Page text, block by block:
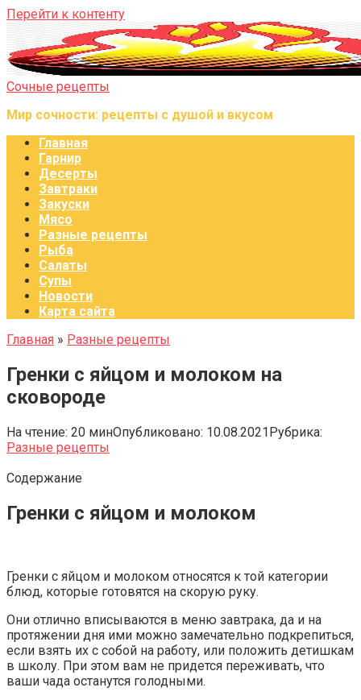
Перейти к контенту
Сочные рецепты
Мир сочности: рецепты с душой и вкусом
Главная
Гарнир
Десерты
Завтраки
Закуски
Мясо
Разные рецепты
Рыба
Салаты
Супы
Новости
Карта сайта
Главная » Разные рецепты
Гренки с яйцом и молоком на
сковороде
На чтение: 20 минОпубликовано: 10.08.2021Рубрика:
Разные рецепты
Содержание
Гренки с яйцом и молоком
Гренки с яйцом и молоком относятся к той категории
блюд, которые готовятся на скорую руку.
Они отлично вписываются в меню завтрака, да и на
протяжении дня ими можно замечательно подкрепиться,
если взять их с собой на работу, или положить детишкам
в школу. При этом вам не придется переживать, что
ваши чада останутся голодными.